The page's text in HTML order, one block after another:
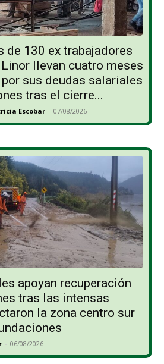
de 130 ex trabajadores
llevan cuatro meses
sus deudas salariales
tras el cierre...
Escobar - 07/08/2026
apoyan recuperación
tras las intensas
la zona centro sur
- 06/08/2026